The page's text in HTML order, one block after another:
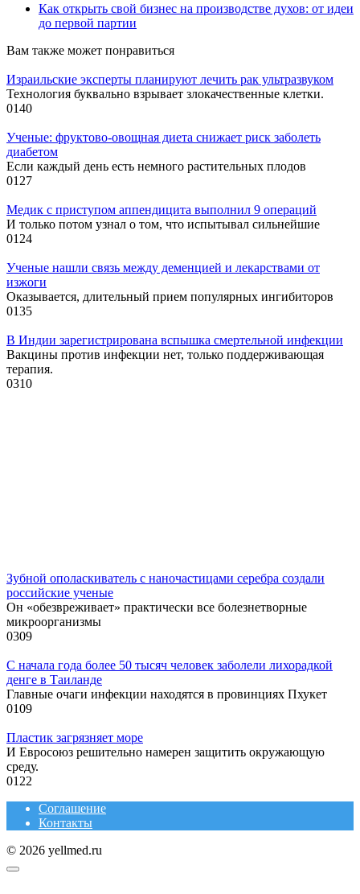
Как открыть свой бизнес на производстве духов: от идеи
до первой партии
Вам также может понравиться
Израильские эксперты планируют лечить рак ультразвуком
Технология буквально взрывает злокачественные клетки.
0140
Ученые: фруктово-овощная диета снижает риск заболеть
диабетом
Если каждый день есть немного растительных плодов
0127
Медик с приступом аппендицита выполнил 9 операций
И только потом узнал о том, что испытывал сильнейшие
0124
Ученые нашли связь между деменцией и лекарствами от
изжоги
Оказывается, длительный прием популярных ингибиторов
0135
В Индии зарегистрирована вспышка смертельной инфекции
Вакцины против инфекции нет, только поддерживающая
терапия.
0310
Зубной ополаскиватель с наночастицами серебра создали
российские ученые
Он «обезвреживает» практически все болезнетворные
микроорганизмы
0309
С начала года более 50 тысяч человек заболели лихорадкой
денге в Таиланде
Главные очаги инфекции находятся в провинциях Пхукет
0109
Пластик загрязняет море
И Евросоюз решительно намерен защитить окружающую
среду.
0122
Соглашение
Контакты
© 2026 yellmed.ru